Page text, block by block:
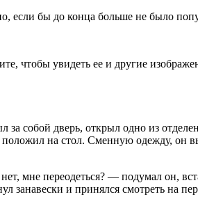
бы до конца больше не было
чтобы увидеть ее и другие
за собой дверь, открыл одно из
положил на стол. Сменную одежду,
мне переодеться? — подумал он,
занавески и принялся смотреть на